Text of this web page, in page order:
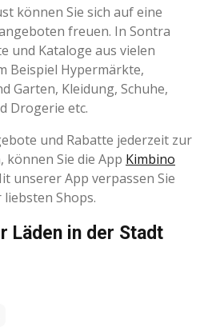
können Sie sich auf eine
freuen. In Sontra
und Kataloge aus vielen
Beispiel Hypermärkte,
Garten, Kleidung, Schuhe,
Drogerie etc.
und Rabatte jederzeit zur
können Sie die App Kimbino
unserer App verpassen Sie
Shops.
Läden in der Stadt